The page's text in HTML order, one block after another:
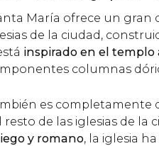
María ofrece un gran
de la ciudad,
inspirado en el templo
columnas
es completamente
de las iglesias de la
y romano, la iglesia